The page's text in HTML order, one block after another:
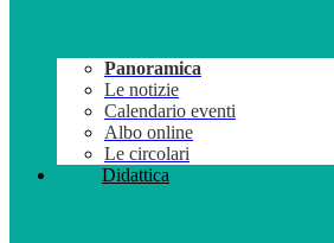
Panoramica
Le notizie
Calendario eventi
Albo online
Le circolari
Didattica